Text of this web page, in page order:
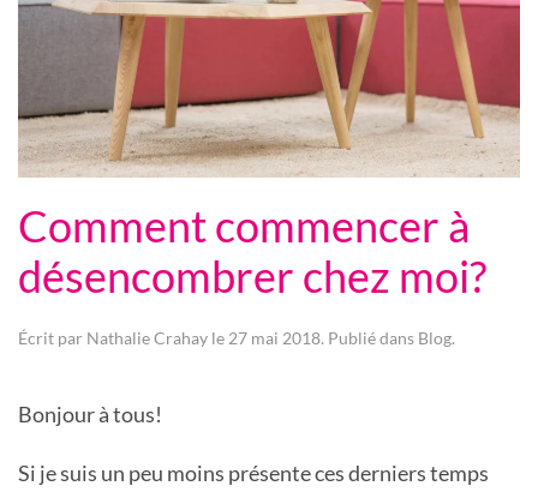
Comment commencer à
désencombrer chez moi?
Écrit par Nathalie Crahay le 27 mai 2018. Publié dans Blog.
Bonjour à tous!
Si je suis un peu moins présente ces derniers temps